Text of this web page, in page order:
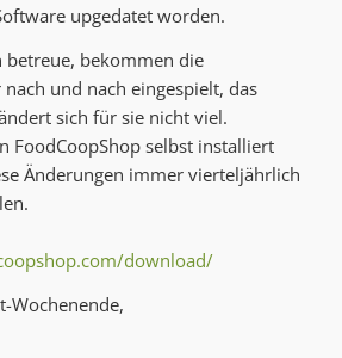
upgedatet worden.
betreue, bekommen die
und nach eingespielt, das
sich für sie nicht viel.
FoodCoopShop selbst installiert
Änderungen immer vierteljährlich
download/
Wochenende,